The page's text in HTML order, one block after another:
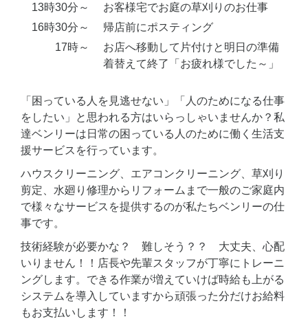
13時30分～
お客様宅でお庭の草刈りのお仕事
16時30分～
帰店前にポスティング
17時～
お店へ移動して片付けと明日の準備
着替えて終了「お疲れ様でした～」
「困っている人を見逃せない」「人のためになる仕事
をしたい」と思われる方はいらっしゃいませんか？私
達ベンリーは日常の困っている人のために働く生活支
援サービスを行っています。
ハウスクリーニング、エアコンクリーニング、草刈り
剪定、水廻り修理からリフォームまで一般のご家庭内
で様々なサービスを提供するのが私たちベンリーの仕
事です。
技術経験が必要かな？ 難しそう？？ 大丈夫、心配
いりません！！店長や先輩スタッフが丁寧にトレーニ
ングします。できる作業が増えていけば時給も上がる
システムを導入していますから頑張った分だけお給料
もお支払いします！！